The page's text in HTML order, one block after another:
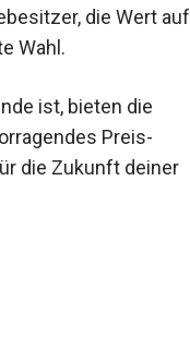
die Wert auf
Wahl.
ist, bieten die
Preis-
die Zukunft deiner